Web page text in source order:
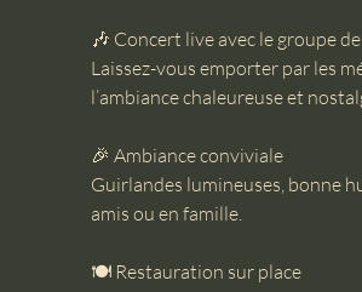
🎶 Concert live avec le groupe
Laissez-vous emporter par les
l’ambiance chaleureuse et
🎉 Ambiance conviviale
Guirlandes lumineuses, bonne
amis ou en famille.
🍽 Restauration sur place